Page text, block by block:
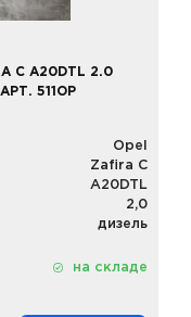
C A20DTL 2.0
511OP
Opel
Zafira C
A20DTL
2,0
дизель
на складе